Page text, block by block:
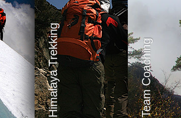
Himalaya Trekking Team Coaching